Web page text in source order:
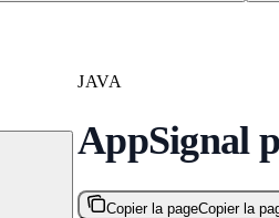
JAVA
AppSignal
Copier la pageCopier la